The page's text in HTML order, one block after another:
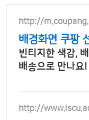
http://
배경화면 쿠팡
빈티지한 색감,
배송으로 만나요
http://